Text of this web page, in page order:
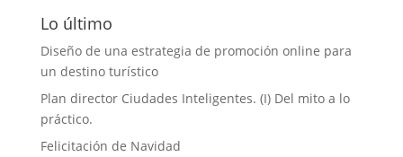
Lo último
Diseño de una estrategia de promoción online para
un destino turístico
Plan director Ciudades Inteligentes. (I) Del mito a lo
práctico.
Felicitación de Navidad